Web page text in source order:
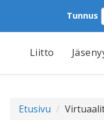
Tunnus
Liitto
Etusivu